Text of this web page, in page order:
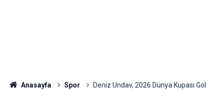
Anasayfa Spor
Deniz Undav, 2026 Dünya Kupası Gol